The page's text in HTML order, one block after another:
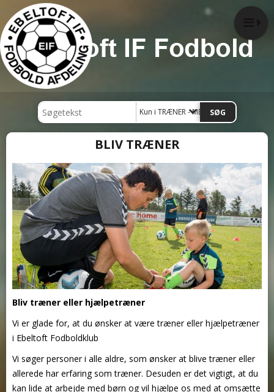
Kun i TRÆNER - MEDHJÆLPER - FRIVILLIG
BLIV TRÆNER
Bliv træner eller hjælpetræner
Vi er glade for, at du ønsker at være træner eller hjælpetræner
i Ebeltoft Fodboldklub
Vi søger personer i alle aldre, som ønsker at blive træner eller
allerede har erfaring som træner. Desuden er det vigtigt, at du
kan lide at arbejde med børn og vil hjælpe os med at omsætte